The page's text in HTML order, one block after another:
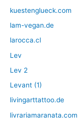
kuestenglueck.com
lam-vegan.de
larocca.cl
Lev
Lev 2
Levant (1)
livingarttattoo.de
livrariamaranata.com